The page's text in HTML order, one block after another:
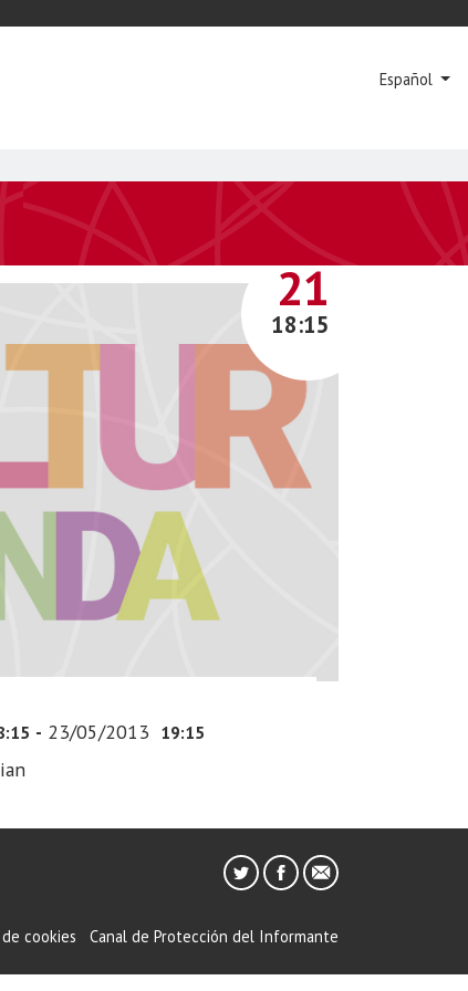
Español
MAYO
21
18:15
- 23/05/2013 19:15
cookies Canal de Protección del Informante